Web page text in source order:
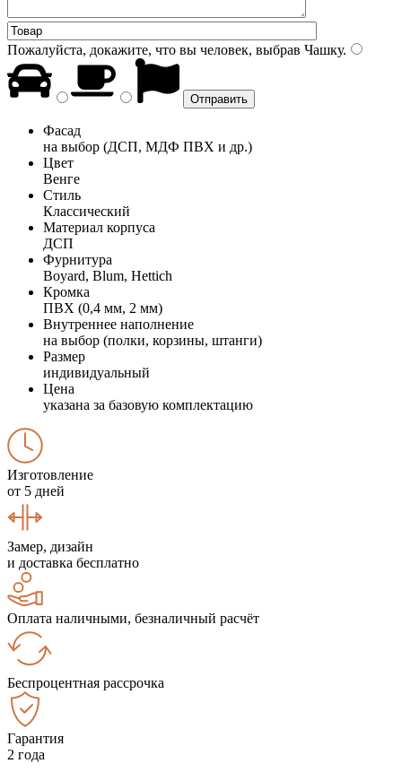
Пожалуйста, докажите, что вы человек, выбрав Чашку.
Фасад
на выбор (ДСП, МДФ ПВХ и др.)
Цвет
Венге
Стиль
Классический
Материал корпуса
ДСП
Фурнитура
Boyard, Blum, Hettich
Кромка
ПВХ (0,4 мм, 2 мм)
Внутреннее наполнение
на выбор (полки, корзины, штанги)
Размер
индивидуальный
Цена
указана за базовую комплектацию
Изготовление
от 5 дней
Замер, дизайн
и доставка бесплатно
Оплата наличными, безналичный расчёт
Беспроцентная рассрочка
Гарантия
2 года